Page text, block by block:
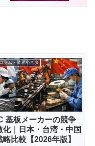
ラム・業界小ネタ
基板メーカーの競争
化｜日本・台湾・中国
略比較【2026年版】